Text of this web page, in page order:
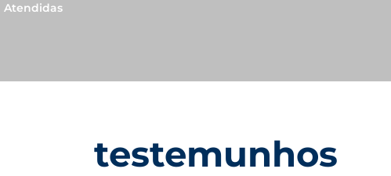
Atendidas
testemunhos